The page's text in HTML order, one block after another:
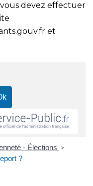
devez effectuer
et
- Élections >
?